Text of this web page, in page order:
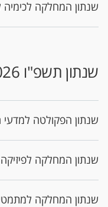
שנתון המחלקה
שנתון תשפ"ו 2025-2026 - תואר שני
שנתון הפקולטה
שנתון המחלקה
שנתון המחלקה